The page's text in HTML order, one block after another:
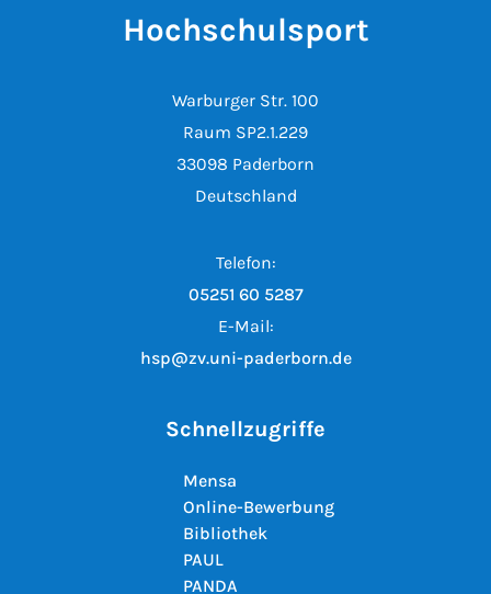
Hochschulsport
Warburger Str. 100
Raum SP2.1.229
33098 Paderborn
Deutschland
Telefon:
05251 60 5287
E-Mail:
hsp@zv.uni-paderborn.de
Schnellzugriffe
Mensa
Online-Bewerbung
Bibliothek
PAUL
PANDA